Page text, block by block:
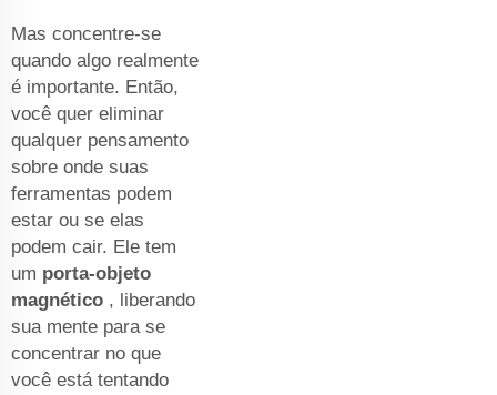
Mas concentre-se
quando algo realmente
é importante. Então,
você quer eliminar
qualquer pensamento
sobre onde suas
ferramentas podem
estar ou se elas
podem cair. Ele tem
um porta-objeto
magnético , liberando
sua mente para se
concentrar no que
você está tentando